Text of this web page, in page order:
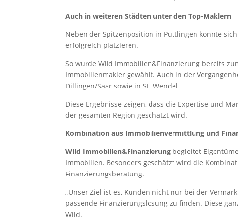
Auch in weiteren Städten unter den Top-Maklern
Neben der Spitzenposition in Püttlingen konnte
erfolgreich platzieren.
So wurde Wild Immobilien&Finanzierung bereits
Immobilienmakler gewählt. Auch in der
Dillingen/Saar sowie in St. Wendel.
Diese Ergebnisse zeigen, dass die Expertise und
der gesamten Region geschätzt wird.
Kombination aus Immobilienvermittlung und
Wild Immobilien&Finanzierung begleitet
Immobilien. Besonders geschätzt wird die
Finanzierungsberatung.
„Unser Ziel ist es, Kunden nicht nur bei der
passende Finanzierungslösung zu finden. Diese
Wild.